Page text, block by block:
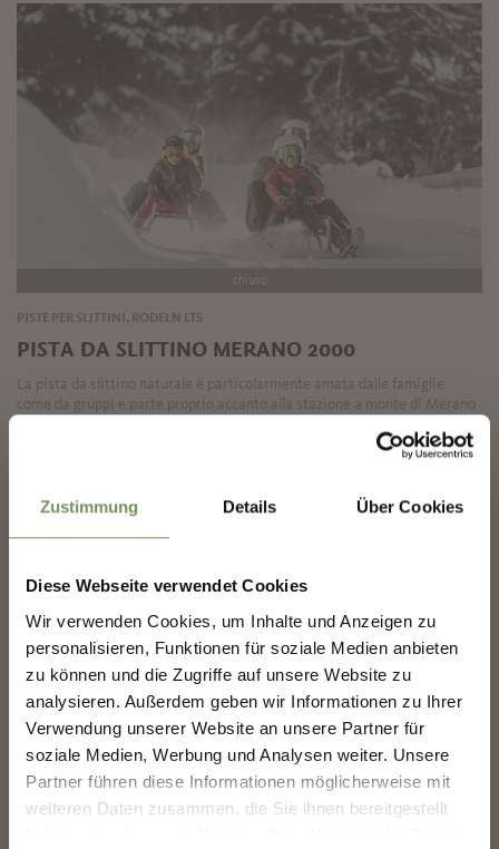
Zustimmung Details Über Cookies
Diese Webseite verwendet Cookies
Wir verwenden Cookies, um Inhalte und Anzeigen zu
personalisieren, Funktionen für soziale Medien anbieten
zu können und die Zugriffe auf unsere Website zu
analysieren. Außerdem geben wir Informationen zu Ihrer
Verwendung unserer Website an unsere Partner für
soziale Medien, Werbung und Analysen weiter. Unsere
Partner führen diese Informationen möglicherweise mit
weiteren Daten zusammen, die Sie ihnen bereitgestellt
chiuso
PISTE PER SLITTINI, RODELN LTS
PISTA DA SLITTINO MERANO 2000
La pista da slittino naturale è particolarmente amata dalle famiglie
come da gruppi e parte proprio accanto alla stazione a monte di Merano
✖
COSTRUIAMO INSIEME IL
FUTURO DI MERANO.
COSTRUIAMO INSIEME IL FUTURO DI
MERANO.
La tua opinione conta. Scansiona, condividi, fai la
differenza.